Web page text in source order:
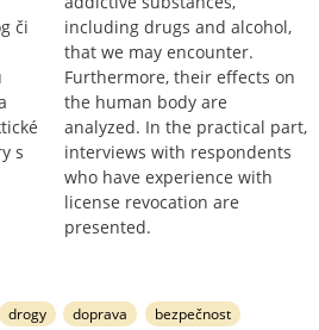
či
s
including drugs and alcohol,
that we may encounter.
Furthermore, their effects on
the human body are
analyzed. In the practical part,
interviews with respondents
who have experience with
license revocation are
presented.
drogy doprava
bezpečnost